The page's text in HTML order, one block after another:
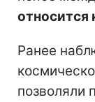
относится
Ранее
позволяли